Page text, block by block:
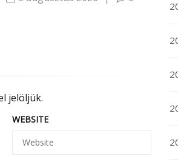
jelöljük.
WEBSITE